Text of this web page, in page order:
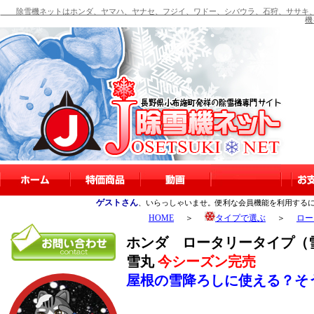
除雪機ネットはホンダ、ヤマハ、ヤナセ、フジイ、ワドー、シバウラ、石狩、ササキ
機
ゲストさん 、いらっしゃいませ。便利な会員機能を利用する
HOME ＞ タイプで選ぶ ＞ ロ
ホンダ ロータリータイプ
雪丸今シーズン完売
屋根の雪降ろしに使える？